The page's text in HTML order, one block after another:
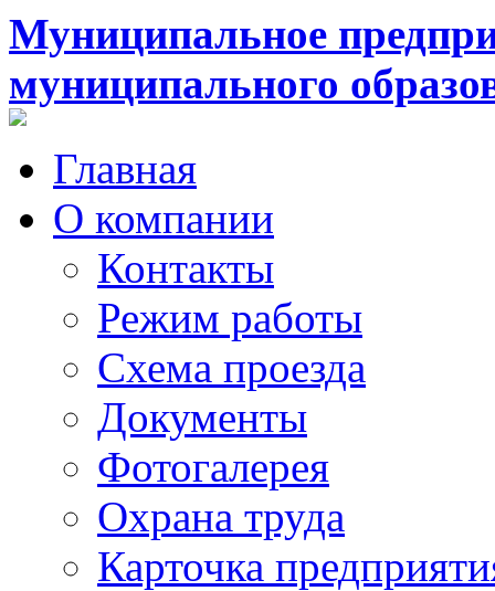
Муниципальное
муниципального
Главная
О компании
Контакты
Режим работы
Схема проезда
Документы
Фотогалерея
Охрана труда
Карточка